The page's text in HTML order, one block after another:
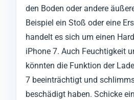
den Boden oder andere
Beispiel ein Stoß oder eine
handelt es sich um einen
iPhone 7. Auch Feuchtigkeit
könnten die Funktion der
7 beeinträchtigt und
beschädigt haben. Schicke